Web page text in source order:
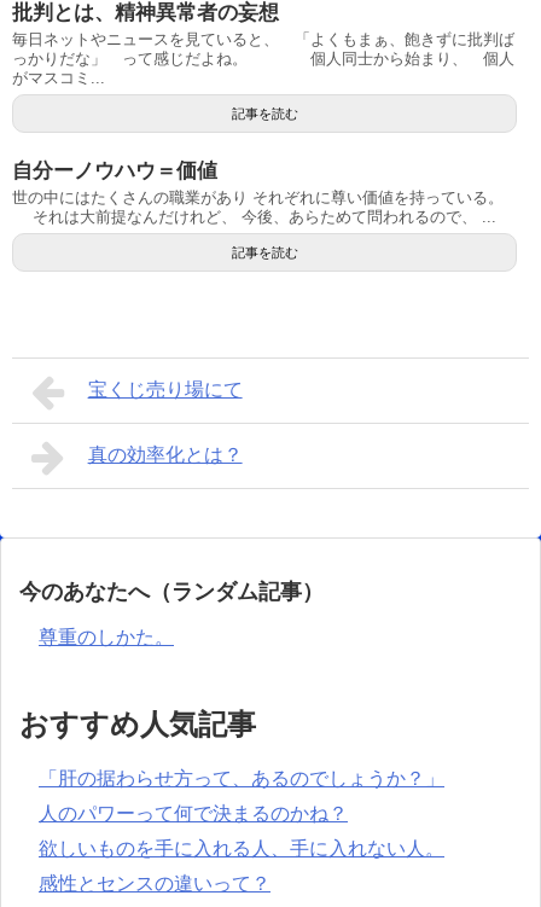
批判とは、精神異常者の妄想
毎日ネットやニュースを見ていると、 「よくもまぁ、飽きずに批判ば
っかりだな」 って感じだよね。 個人同士から始まり、 個人
がマスコミ...
記事を読む
自分ーノウハウ＝価値
世の中にはたくさんの職業があり それぞれに尊い価値を持っている。
それは大前提なんだけれど、 今後、あらためて問われるので、 ...
記事を読む
宝くじ売り場にて
真の効率化とは？
今のあなたへ（ランダム記事）
尊重のしかた。
おすすめ人気記事
「肝の据わらせ方って、あるのでしょうか？」
人のパワーって何で決まるのかね？
欲しいものを手に入れる人、手に入れない人。
感性とセンスの違いって？